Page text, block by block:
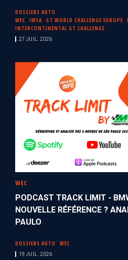
DOSSIERS AUTO
WEC
IMSA GT WORLD CHALLENGE EUROPE
INTERCONTINENTAL GT CHALLENGE
27 JUIL. 2026
WEC
PODCAST TRACK LIMIT -
NOUVELLE RÉFÉRENCE ?
PAULO
DOSSIERS AUTO WEC
19 JUIL. 2026